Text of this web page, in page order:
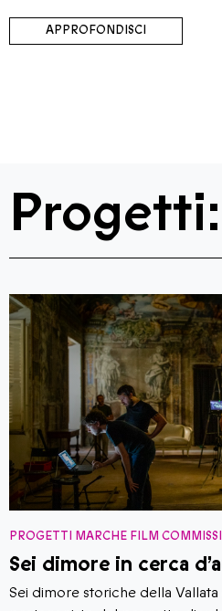
APPROFONDISCI
Progetti:
PROGETTI MARCHE FILM
Sei dimore in cerca
Sei dimore storiche della